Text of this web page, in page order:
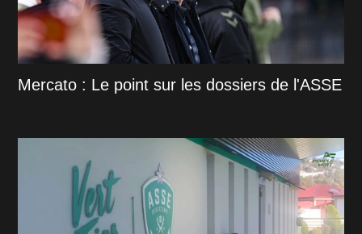
Mercato : Le point sur les dossiers de l'ASSE